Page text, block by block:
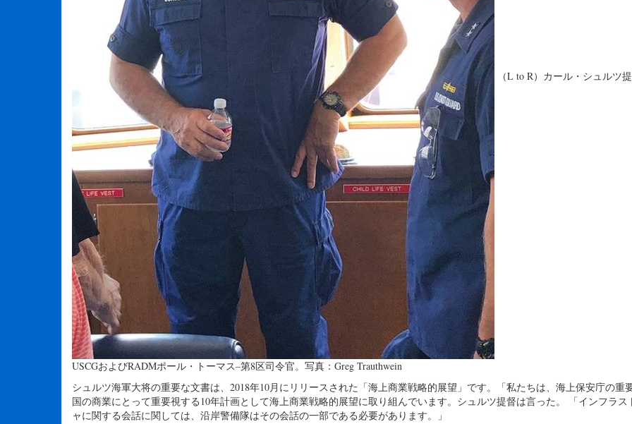
（L to R）カール・シュルツ
USCGおよびRADMポール・トーマス–第8区司令官。写真：Greg Trauthwein
シュルツ海軍大将の重要な文書は、2018年10月にリリースされた「海上商業戦略的展望」です。「私たちは、海上保安庁の重
国の商業にとって重要視する10年計画として海上商業戦略的展望に取り組んでいます。シュルツ提督は言った。 「インフラス
ャに関する会話に関しては、沿岸警備隊はその会話の一部である必要があります。」